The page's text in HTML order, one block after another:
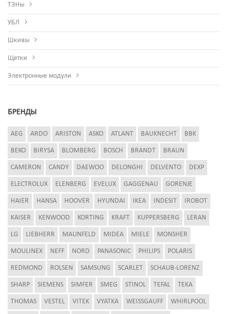
ТЭНы
УБЛ
Шкивы
Щетки
Электронные модули
БРЕНДЫ
AEG ARDO ARISTON ASKO ATLANT BAUKNECHT BBK
BEKO BIRYSA BLOMBERG BOSCH BRANDT BRAUN
CAMERON CANDY DAEWOO DELONGHI DELVENTO DEXP
ELECTROLUX ELENBERG EVELUX GAGGENAU GORENJE
HAIER HANSA HOOVER HYUNDAI IKEA INDESIT IROBOT
KAISER KENWOOD KORTING KRAFT KUPPERSBERG LERAN
LG LIEBHERR MAUNFELD MIDEA MIELE MONSHER
MOULINEX NEFF NORD PANASONIC PHILIPS POLARIS
REDMOND ROLSEN SAMSUNG SCARLET SCHAUB-LORENZ
SHARP SIEMENS SIMFER SMEG STINOL TEFAL TEKA
THOMAS VESTEL VITEK VYATKA WEISSGAUFF WHIRLPOOL